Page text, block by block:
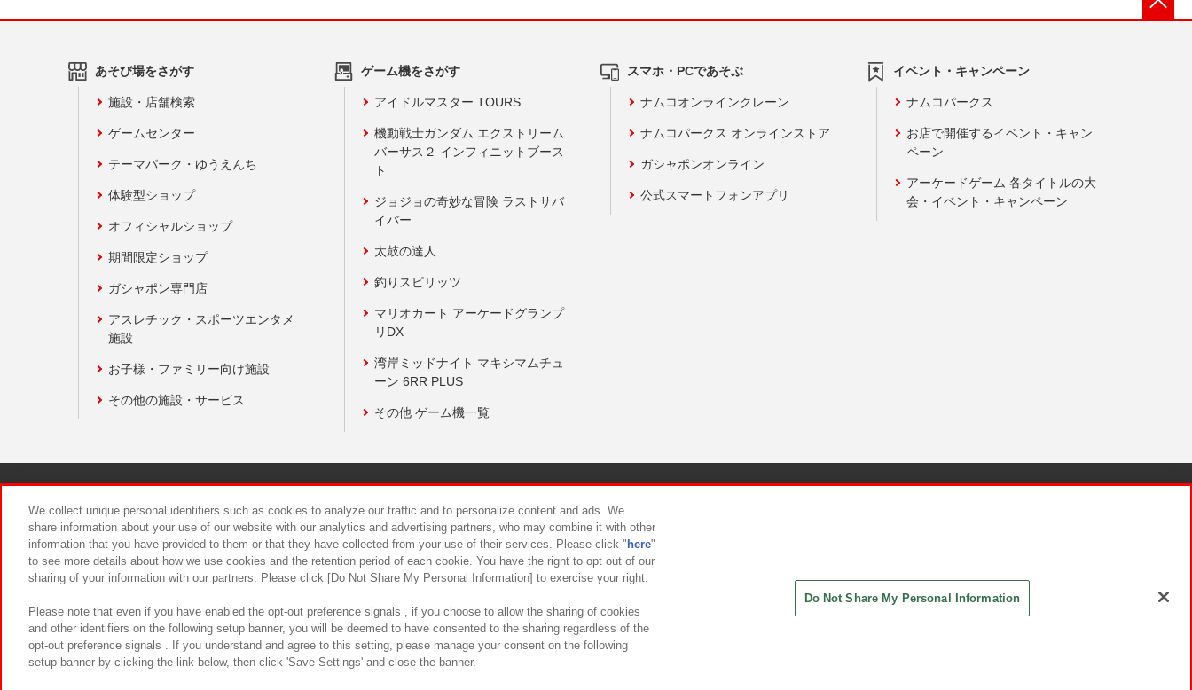
あそび場をさがす
施設・店舗検索
ゲームセンター
テーマパーク・ゆうえんち
体験型ショップ
オフィシャルショップ
期間限定ショップ
ガシャポン専門店
アスレチック・スポーツエンタメ
施設
お子様・ファミリー向け施設
その他の施設・サービス
ゲーム機をさがす
アイドルマスター TOURS
機動戦士ガンダム エクストリーム
バーサス２ インフィニットブース
ト
ジョジョの奇妙な冒険 ラストサバ
イバー
太鼓の達人
釣りスピリッツ
マリオカート アーケードグランプ
リDX
湾岸ミッドナイト マキシマムチュ
ーン 6RR PLUS
その他 ゲーム機一覧
スマホ・PCであそぶ
ナムコオンラインクレーン
ナムコパークス オンラインストア
ガシャポンオンライン
公式スマートフォンアプリ
イベント・キャンペーン
ナムコパークス
お店で開催するイベント・キャン
ペーン
アーケードゲーム 各タイトルの大
会・イベント・キャンペーン
食品のご提供について カスタマーハラスメント対応方針
We collect unique personal identifiers such as cookies to analyze our traffic and to personalize content and ads. We
share information about your use of our website with our analytics and advertising partners, who may combine it with other
information that you have provided to them or that they have collected from your use of their services. Please click " here"
to see more details about how we use cookies and the retention period of each cookie. You have the right to opt out of our
sharing of your information with our partners. Please click [Do Not Share My Personal Information] to exercise your right.
Please note that even if you have enabled the opt-out preference signals , if you choose to allow the sharing of cookies
and other identifiers on the following setup banner, you will be deemed to have consented to the sharing regardless of the
opt-out preference signals . If you understand and agree to this setting, please manage your consent on the following
setup banner by clicking the link below, then click 'Save Settings' and close the banner.
Do Not Share My Personal Information